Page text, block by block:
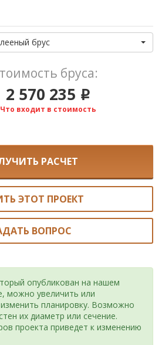
брус
бруса:
2 570 235 i
Что входит в стоимость
РАСЧЕТ
ЭТОТ ПРОЕКТ
ВОПРОС
опубликован на нашем
можно увеличить или
планировку. Возможно
их диаметр или сечение.
проекта приведет к изменению